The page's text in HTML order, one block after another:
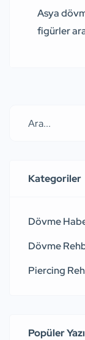
Asya
figürler
değil,
Kategoriler
Dövme
Dövme
Piercing
Popüler